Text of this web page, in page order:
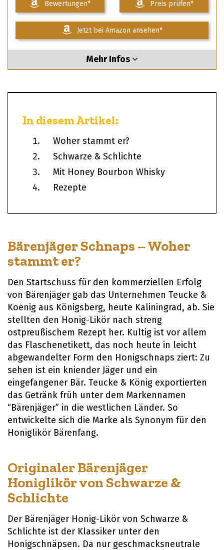
Bewertungen* Preis prüfen*
Jetzt bei Amazon ansehen*
Mehr Infos
In diesem Artikel:
Woher stammt er?
Schwarze & Schlichte
Mit Honey Bourbon Whisky
Rezepte
Bärenjäger Schnaps – Woher
stammt er?
Den Startschuss für den kommerziellen Erfolg
von Bärenjäger gab das Unternehmen Teucke &
Koenig aus Königsberg, heute Kaliningrad, ab. Sie
stellten den Honig-Likör nach streng
ostpreußischem Rezept her. Kultig ist vor allem
das Flaschenetikett, das noch heute in leicht
abgewandelter Form den Honigschnaps ziert: Zu
sehen ist ein kniender Jäger und ein
eingefangener Bär. Teucke & König exportierten
das Getränk früh unter dem Markennamen
“Bärenjäger” in die westlichen Länder. So
entwickelte sich die Marke als Synonym für den
Honiglikör Bärenfang.
Originaler Bärenjäger
Honiglikör von Schwarze &
Schlichte
Der Bärenjäger Honig-Likör von Schwarze &
Schlichte ist der Klassiker unter den
Honigschnäpsen. Da nur geschmacksneutrale